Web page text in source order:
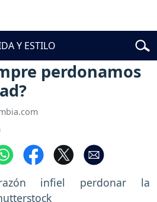
Y ESTILO
a Colombia
perdonamos